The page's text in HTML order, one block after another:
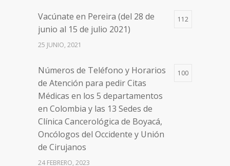
Clínica Cancerológica de Boyacá,
Oncólogos del Occidente y Unión
de Cirujanos
Vacúnate en Pereira (del 28 de
junio al 15 de julio 2021)
112
25 JUNIO, 2021
Números de Teléfono y Horarios
de Atención para pedir Citas
Médicas en los 5 departamentos
en Colombia y las 13 Sedes de
Clínica Cancerológica de Boyacá,
Oncólogos del Occidente y Unión
de Cirujanos
100
24 FEBRERO, 2023